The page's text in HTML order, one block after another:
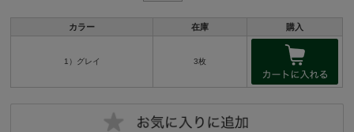
カラー 在庫 購入
1）グレイ 3枚